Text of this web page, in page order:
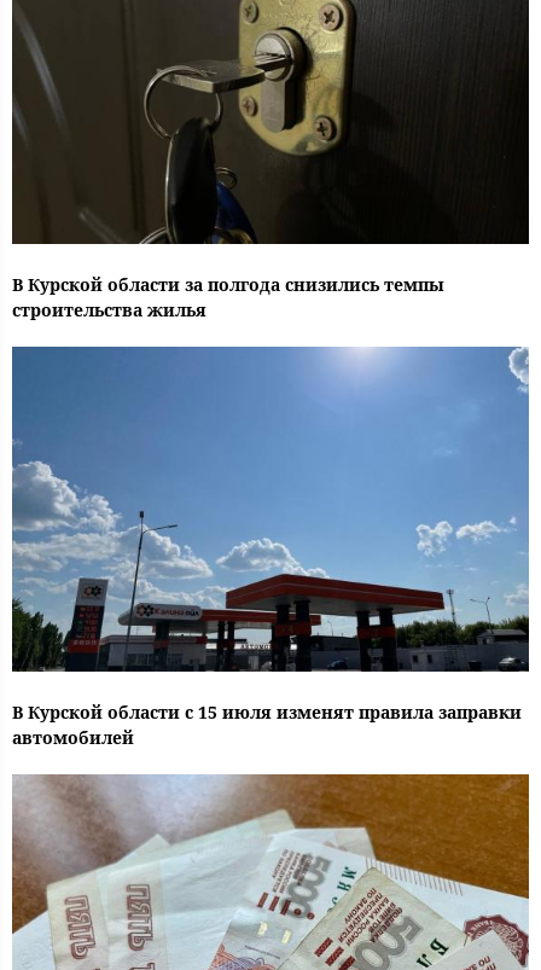
В Курской области за полгода снизились темпы
строительства жилья
В Курской области с 15 июля изменят правила заправки
автомобилей